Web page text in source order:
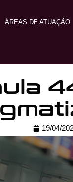
ÁREAS DE ATUAÇÃO
19/04/